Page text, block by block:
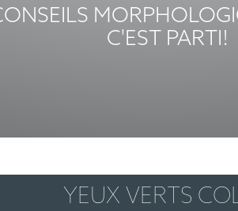
C'EST PARTI!
YEUX VERTS